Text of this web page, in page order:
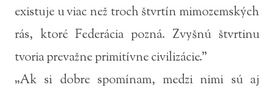
existuje u viac než troch štvrtín mimozemských
rás, ktoré Federácia pozná. Zvyšnú štvrtinu
tvoria prevažne primitívne civilizácie.”
„Ak si dobre spomínam, medzi nimi sú aj